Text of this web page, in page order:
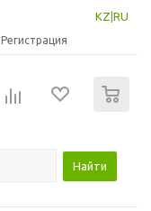
KZ RU
Регистрация
Найти